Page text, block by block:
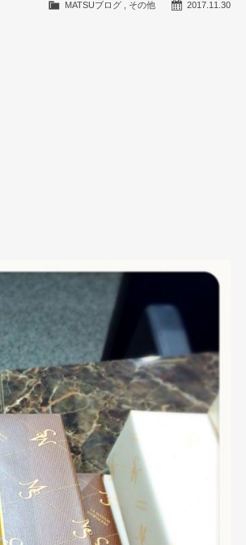
2017.11.30
MATSUブログ その他